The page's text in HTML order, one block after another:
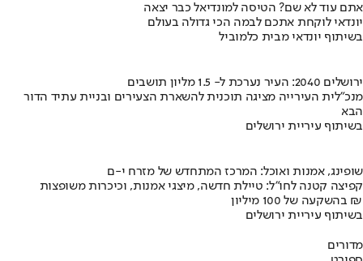
אתם עוד לא שם? הטיסה למונדיאל כבר יצאה
יונדאי לוקחת אתכם לבמה הכי גדולה בעולם
בשיתוף יונדאי מבית כלמוביל
ירושלים 2040: העיר נערכת ל- 1.5 מליון תושבים
מנכ"לית העירייה מציגה תוכנית להשארת הצעירים ובניית עתיד הדור
הבא
בשיתוף עיריית ירושלים
שופינג, אמנות ואוכל: המרכז המתחדש של מזרח י-ם
קפיצה קטנה לחו"ל: טיילת חדשה, מיצגי אמנות, וכיכרות משופצות
בהשקעה של 100 מיליון ₪
בשיתוף עיריית ירושלים
מדורים